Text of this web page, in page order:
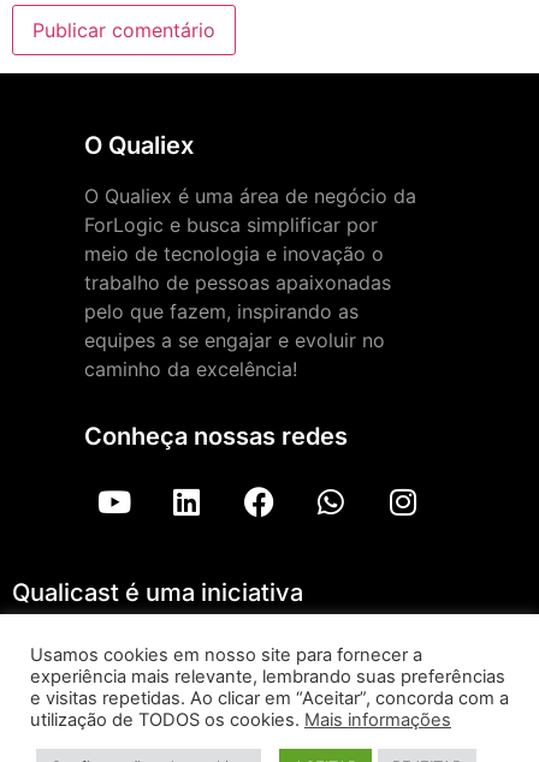
O Qualiex
O Qualiex é uma área de negócio da
ForLogic e busca simplificar por
meio de tecnologia e inovação o
trabalho de pessoas apaixonadas
pelo que fazem, inspirando as
equipes a se engajar e evoluir no
caminho da excelência!
Conheça nossas redes
Qualicast é uma iniciativa
Qualicast – ForLogic | Aviso de Privacidade
Todos os direitos reservados © 2026
Usamos cookies em nosso site para fornecer a
experiência mais relevante, lembrando suas preferências
e visitas repetidas. Ao clicar em “Aceitar”, concorda com a
utilização de TODOS os cookies. Mais informações